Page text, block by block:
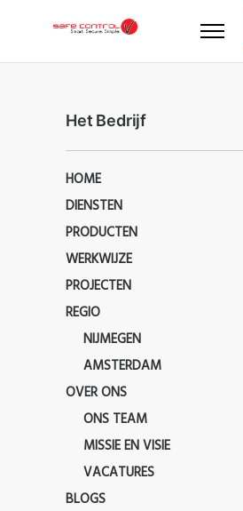
Het Bedrijf
HOME
DIENSTEN
PRODUCTEN
WERKWIJZE
PROJECTEN
REGIO
NIJMEGEN
AMSTERDAM
OVER ONS
ONS TEAM
MISSIE EN VISIE
VACATURES
BLOGS